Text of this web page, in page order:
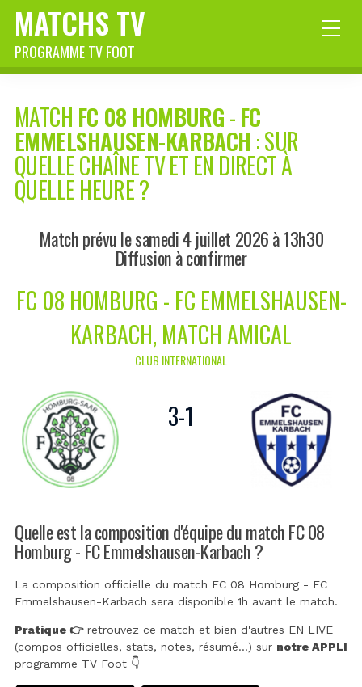
MATCHS TV
PROGRAMME TV FOOT
MATCH FC 08 HOMBURG-FC
EMMELSHAUSEN-KARBACH : SUR
QUELLE CHAÎNE TV ET EN DIRECT À
QUELLE HEURE ?
Match prévu le samedi 4 juillet 2026 à 13h30
Diffusion à confirmer
FC 08 HOMBURG - FC EMMELSHAUSEN-
KARBACH, MATCH AMICAL
CLUB INTERNATIONAL
3-1
Quelle est la composition d'équipe du match FC 08
Homburg - FC Emmelshausen-Karbach ?
La composition officielle du match FC 08 Homburg - FC
Emmelshausen-Karbach sera disponible 1h avant le match.
Pratique 👉retrouvez ce match et bien d'autres EN LIVE
(compos officielles, stats, notes, résumé...) sur notre APPLI
programme TV Foot 👇